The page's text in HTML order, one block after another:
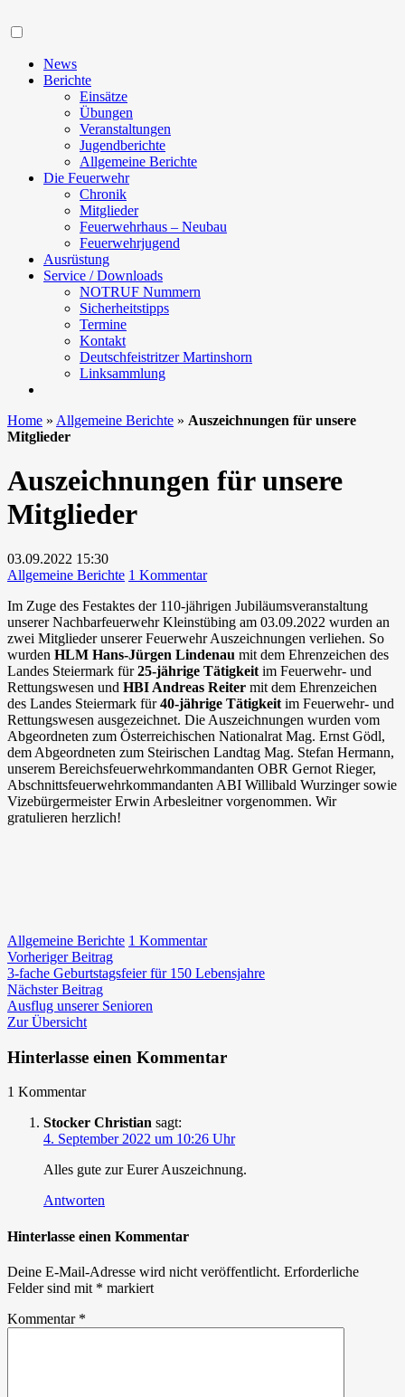
News
Berichte
Einsätze
Übungen
Veranstaltungen
Jugendberichte
Allgemeine Berichte
Die Feuerwehr
Chronik
Mitglieder
Feuerwehrhaus – Neubau
Feuerwehrjugend
Ausrüstung
Service / Downloads
NOTRUF Nummern
Sicherheitstipps
Termine
Kontakt
Deutschfeistritzer Martinshorn
Linksammlung
Home » Allgemeine Berichte » Auszeichnungen für unsere
Mitglieder
Auszeichnungen für unsere
Mitglieder
03.09.2022 15:30
Allgemeine Berichte 1 Kommentarzu
für
unsere
Mitglieder
Im Zuge des Festaktes der 110-jährigen Jubiläumsveranstaltung
unserer Nachbarfeuerwehr Kleinstübing am 03.09.2022 wurden an
zwei Mitglieder unserer Feuerwehr Auszeichnungen verliehen. So
wurden HLM Hans-Jürgen Lindenau mit dem Ehrenzeichen des
Landes Steiermark für25-jährige Tätigkeit im Feuerwehr- und
Rettungswesen und HBI Andreas Reiter mit dem Ehrenzeichen
des Landes Steiermark für40-jährige Tätigkeit im Feuerwehr- und
Rettungswesen ausgezeichnet. Die Auszeichnungen wurden vom
Abgeordneten zum Österreichischen Nationalrat Mag. Ernst Gödl,
dem Abgeordneten zum Steirischen Landtag Mag. Stefan Hermann,
unserem Bereichsfeuerwehrkommandanten OBR Gernot Rieger,
Abschnittsfeuerwehrkommandanten ABI Willibald Wurzinger sowie
Vizebürgermeister Erwin Arbesleitner vorgenommen. Wir
gratulieren herzlich!
Allgemeine Berichte 1 Kommentarzu
für
Beitragsnavigation
Vorheriger BeitragVorheriger
Beitrag:
3-fache Geburtstagsfeier für 150 Lebensjahre
Nächster BeitragNächster
Beitrag:
Ausflug unserer Senioren
Zur Übersicht
Hinterlasse einen Kommentar
1 Kommentar
Stocker Christian sagt:
4. September 2022 um 10:26 Uhr
Alles gute zur Eurer Auszeichnung.
Antworten
Hinterlasse einen Kommentar
Deine E-Mail-Adresse wird nicht veröffentlicht. Erforderliche
Felder sind mit * markiert
Kommentar *